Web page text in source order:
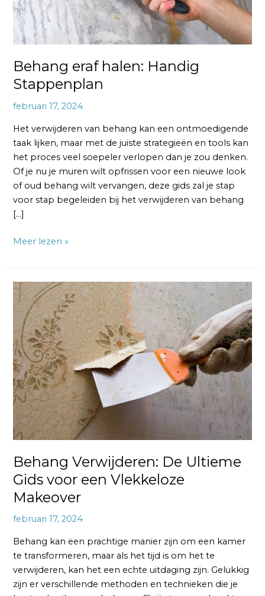
Behang eraf halen: Handig
Stappenplan
februari 17, 2024
Het verwijderen van behang kan een ontmoedigende
taak lijken, maar met de juiste strategieën en tools kan
het proces veel soepeler verlopen dan je zou denken.
Of je nu je muren wilt opfrissen voor een nieuwe look
of oud behang wilt vervangen, deze gids zal je stap
voor stap begeleiden bij het verwijderen van behang
[…]
Meer lezen »
Behang Verwijderen: De Ultieme
Gids voor een Vlekkeloze
Makeover
februari 17, 2024
Behang kan een prachtige manier zijn om een kamer
te transformeren, maar als het tijd is om het te
verwijderen, kan het een echte uitdaging zijn. Gelukkig
zijn er verschillende methoden en technieken die je
Behang
Verwijderen:
De
Ultieme
Gids
voor
een
Vlekkeloze
Makeover